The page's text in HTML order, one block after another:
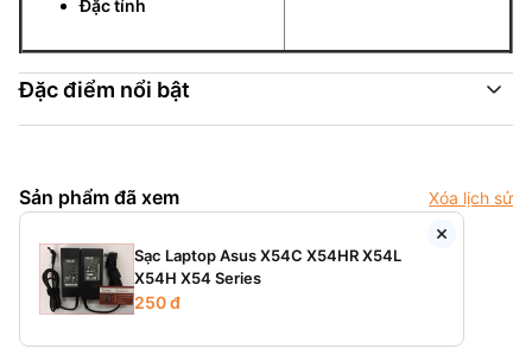
Đặc tính
Đặc điểm nổi bật
Sản phẩm đã xem Xóa lịch sử
Sạc Laptop Asus X54C X54HR X54L
X54H X54 Series
250 đ